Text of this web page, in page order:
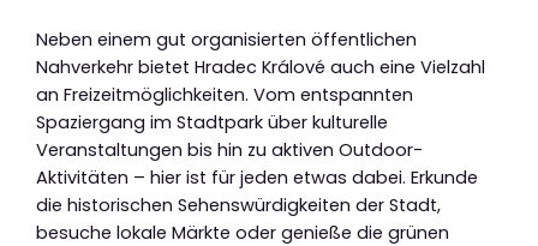
Neben einem gut organisierten öffentlichen
Nahverkehr bietet Hradec Králové auch eine Vielzahl
an Freizeitmöglichkeiten. Vom entspannten
Spaziergang im Stadtpark über kulturelle
Veranstaltungen bis hin zu aktiven Outdoor-
Aktivitäten – hier ist für jeden etwas dabei. Erkunde
die historischen Sehenswürdigkeiten der Stadt,
besuche lokale Märkte oder genieße die grünen